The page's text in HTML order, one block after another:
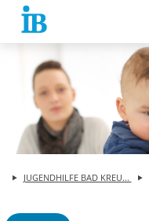
Springe zum Inhalt
JUGENDHILFE BAD KREU...